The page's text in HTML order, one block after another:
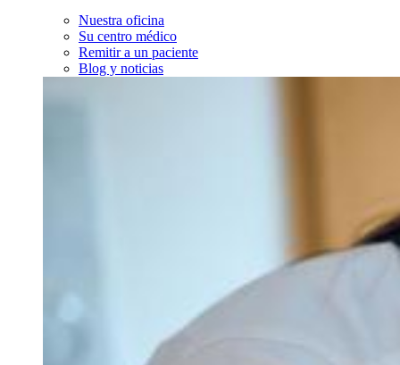
Nuestra oficina
Su centro médico
Remitir a un paciente
Blog y noticias